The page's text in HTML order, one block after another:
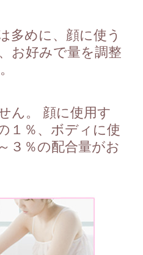
多めに、顔に使う
お好みで量を調整
ん。 顔に使用す
１％、ボディに使
３％の配合量がお